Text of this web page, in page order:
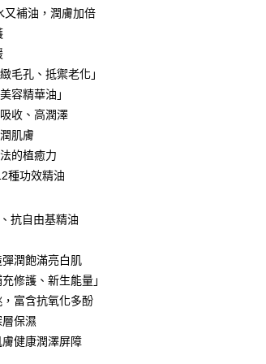
哥大用戶可立即使用無須另外申請。
訂單成立後會自動跳轉到大哥付的交易
額請依後續交易確認頁面所載為準。
表示未達大哥付你分期系統評分，恕
付你分期」於每月結算日後寄送繳費提
「超商條碼／台灣大直營門市／銀行轉
通路繳費。
才付款」的支付方式。 讓您購物簡單
、不需儲值。
，即可結帳。
付款。
付」後，將跳轉至「AFTEE先享後
金額後，即可完成結帳。
通知簡訊。
上)免運費
訂單❌
又補油，潤膚加倍
毛孔、抵禦老化」
容精華油」
收、高潤澤
肌膚
的植癒力
種功效精油
抗自由基精油
潤飽滿亮白肌
修護、新生能量」
富含抗氧化多酚
層保濕
健康潤澤屏障